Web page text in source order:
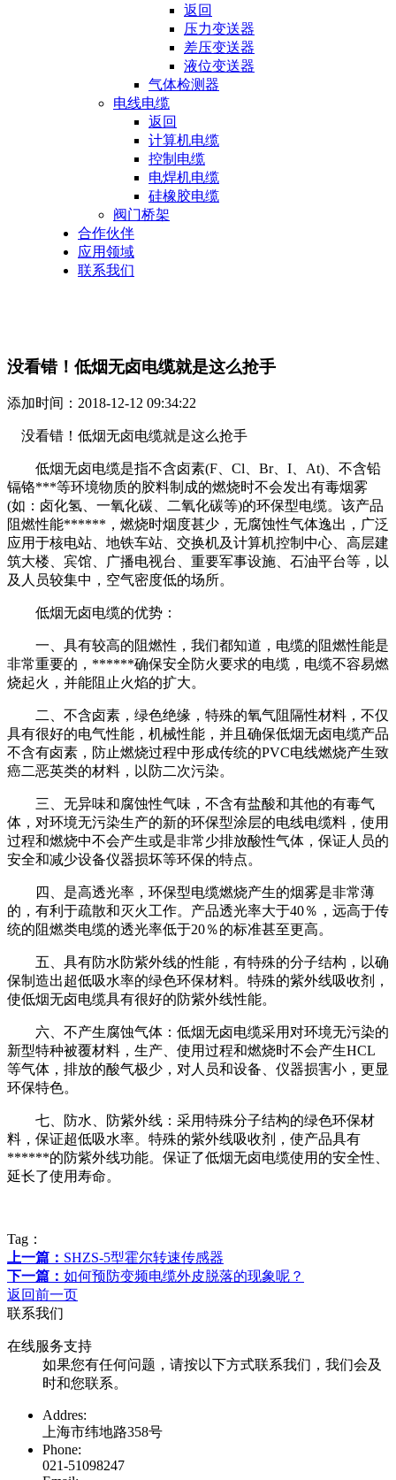
返回
压力变送器
差压变送器
液位变送器
气体检测器
电线电缆
返回
计算机电缆
控制电缆
电焊机电缆
硅橡胶电缆
阀门桥架
合作伙伴
应用领域
联系我们
没看错！低烟无卤电缆就是这么抢手
添加时间：2018-12-12 09:34:22
没看错！低烟无卤电缆就是这么抢手
低烟无卤电缆是指不含卤素(F、Cl、Br、I、At)、不含铅
镉铬***等环境物质的胶料制成的燃烧时不会发出有毒烟雾
(如：卤化氢、一氧化碳、二氧化碳等)的环保型电缆。该产品
阻燃性能******，燃烧时烟度甚少，无腐蚀性气体逸出，广泛
应用于核电站、地铁车站、交换机及计算机控制中心、高层建
筑大楼、宾馆、广播电视台、重要军事设施、石油平台等，以
及人员较集中，空气密度低的场所。
低烟无卤电缆的优势：
一、具有较高的阻燃性，我们都知道，电缆的阻燃性能是
非常重要的，******确保安全防火要求的电缆，电缆不容易燃
烧起火，并能阻止火焰的扩大。
二、不含卤素，绿色绝缘，特殊的氧气阻隔性材料，不仅
具有很好的电气性能，机械性能，并且确保低烟无卤电缆产品
不含有卤素，防止燃烧过程中形成传统的PVC电线燃烧产生致
癌二恶英类的材料，以防二次污染。
三、无异味和腐蚀性气味，不含有盐酸和其他的有毒气
体，对环境无污染生产的新的环保型涂层的电线电缆料，使用
过程和燃烧中不会产生或是非常少排放酸性气体，保证人员的
安全和减少设备仪器损坏等环保的特点。
四、是高透光率，环保型电缆燃烧产生的烟雾是非常薄
的，有利于疏散和灭火工作。产品透光率大于40％，远高于传
统的阻燃类电缆的透光率低于20％的标准甚至更高。
五、具有防水防紫外线的性能，有特殊的分子结构，以确
保制造出超低吸水率的绿色环保材料。特殊的紫外线吸收剂，
使低烟无卤电缆具有很好的防紫外线性能。
六、不产生腐蚀气体：低烟无卤电缆采用对环境无污染的
新型特种被覆材料，生产、使用过程和燃烧时不会产生HCL
等气体，排放的酸气极少，对人员和设备、仪器损害小，更显
环保特色。
七、防水、防紫外线：采用特殊分子结构的绿色环保材
料，保证超低吸水率。特殊的紫外线吸收剂，使产品具有
******的防紫外线功能。保证了低烟无卤电缆使用的安全性、
延长了使用寿命。
Tag：
上一篇： SHZS-5型霍尔转速传感器
下一篇： 如何预防变频电缆外皮脱落的现象呢？
返回前一页
联系我们
在线服务支持
如果您有任何问题，请按以下方式联系我们，我们会及
时和您联系。
Addres:
上海市纬地路358号
Phone:
021-51098247